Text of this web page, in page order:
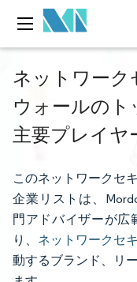
ネットワー
ウォールのト
主要プレイヤ
このネットワークセ
企業リストは、
門アドバイザーが広
り、 ネットワークセ
動するブランド、リ